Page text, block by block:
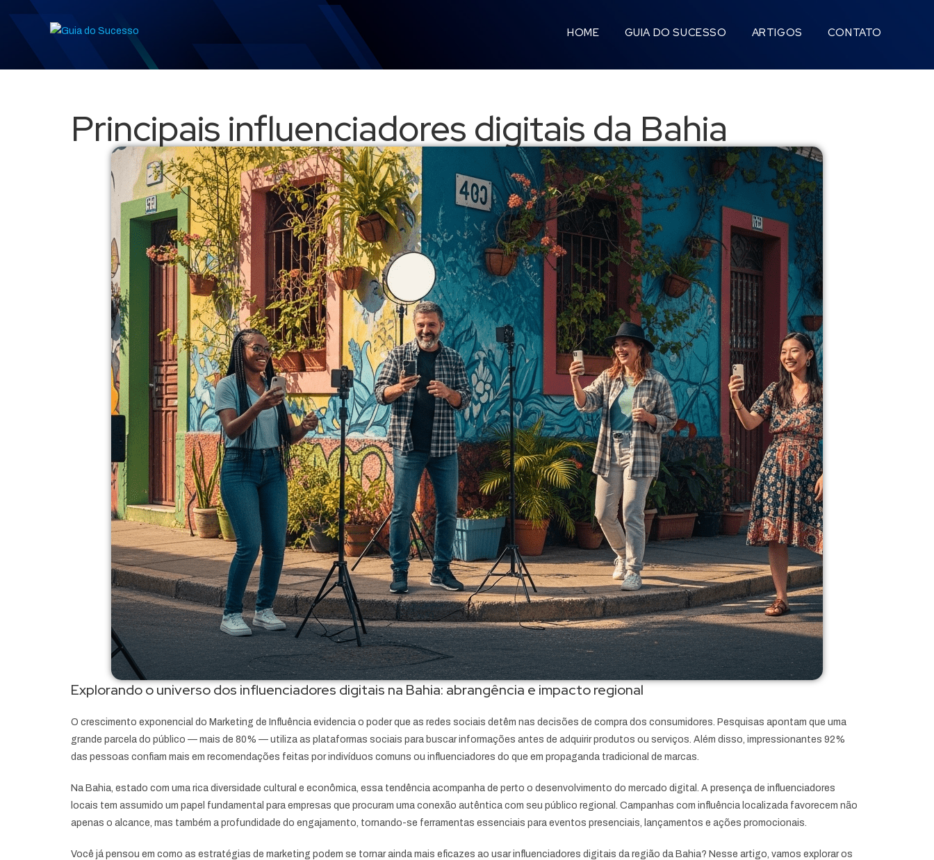
HOME GUIA DO SUCESSO ARTIGOS CONTATO
Principais influenciadores digitais da Bahia
Explorando o universo dos influenciadores digitais na Bahia: abrangência e impacto regional
O crescimento exponencial do Marketing de Influência evidencia o poder que as redes sociais detêm nas decisões de compra dos consumidores. Pesquisas apontam que uma
grande parcela do público — mais de 80% — utiliza as plataformas sociais para buscar informações antes de adquirir produtos ou serviços. Além disso, impressionantes 92%
das pessoas confiam mais em recomendações feitas por indivíduos comuns ou influenciadores do que em propaganda tradicional de marcas.
Na Bahia, estado com uma rica diversidade cultural e econômica, essa tendência acompanha de perto o desenvolvimento do mercado digital. A presença de influenciadores
locais tem assumido um papel fundamental para empresas que procuram uma conexão autêntica com seu público regional. Campanhas com influência localizada favorecem não
apenas o alcance, mas também a profundidade do engajamento, tornando-se ferramentas essenciais para eventos presenciais, lançamentos e ações promocionais.
Você já pensou em como as estratégias de marketing podem se tornar ainda mais eficazes ao usar influenciadores digitais da região da Bahia? Nesse artigo, vamos explorar os